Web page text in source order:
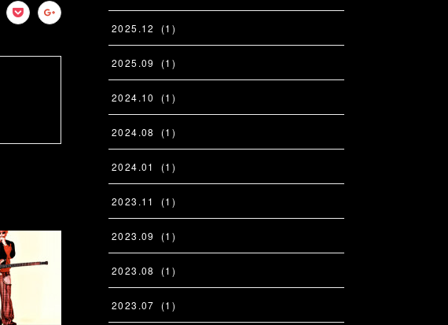
2025 .12 (1 )
2025 .09 (1 )
2024.10 (1 )
2024.08 (1 )
2024.01 (1 )
2023 .11 (1 )
2023 .09 (1 )
2023 .08 (1 )
2023 .07 (1 )